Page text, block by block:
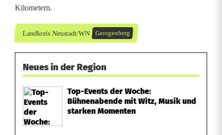
Kilometern.
Landkreis Neustadt/WN Georgenberg
Neues in der Region
Top-Events der Woche:
Bühnenabende mit Witz, Musik und
starken Momenten